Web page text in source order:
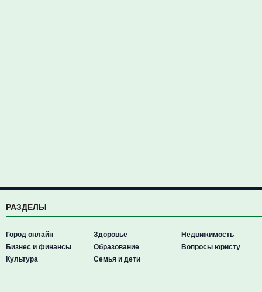
РАЗДЕЛЫ
Город онлайн
Бизнес и финансы
Культура
Здоровье
Образование
Семья и дети
Недвижимость
Вопросы юристу